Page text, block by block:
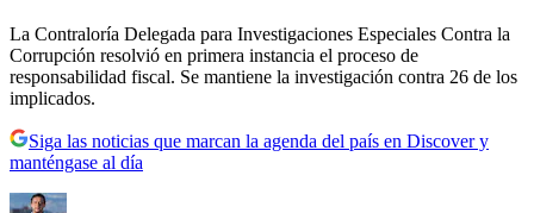
La Contraloría Delegada para Investigaciones Especiales Contra la
Corrupción resolvió en primera instancia el proceso de
responsabilidad fiscal. Se mantiene la investigación contra 26 de los
implicados.
Siga las noticias que marcan la agenda del país en Discover y
manténgase al día